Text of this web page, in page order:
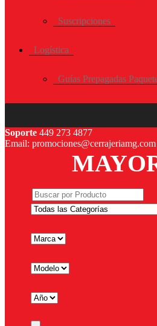
Suscripciones
Logística
Guías Prepagadas
Soporte 449 273 4877
Email: promociones@cerrajeriamg.com